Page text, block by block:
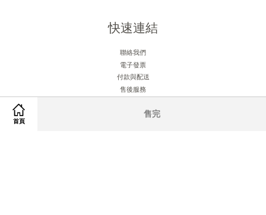
首頁
售完
快速連結
聯絡我們
電子發票
付款與配送
售後服務